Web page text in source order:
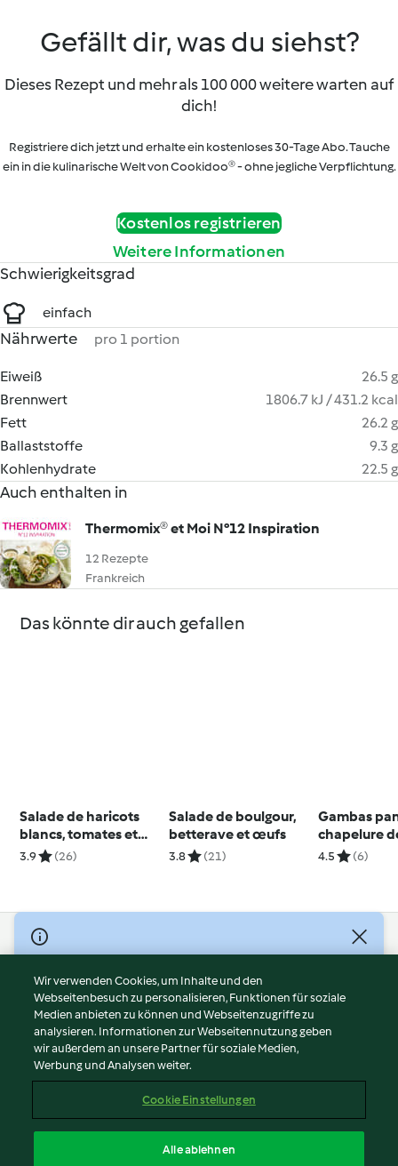
Gefällt dir, was du siehst?
Dieses Rezept und mehr als 100 000 weitere warten auf
dich!
Registriere dich jetzt und erhalte ein kostenloses 30-Tage Abo. Tauche
ein in die kulinarische Welt von Cookidoo® - ohne jegliche Verpflichtung.
Kostenlos registrieren
Weitere Informationen
Schwierigkeitsgrad
einfach
Nährwerte pro 1 portion
Eiweiß
26.5 g
Brennwert
1806.7 kJ / 431.2 kcal
Fett
26.2 g
Ballaststoffe
9.3 g
Kohlenhydrate
22.5 g
Auch enthalten in
Thermomix® et Moi N°12 Inspiration
12 Rezepte
Frankreich
Das könnte dir auch gefallen
Salade de haricots
blancs, tomates et
menthe
3.9 (26)
Salade de boulgour,
betterave et œufs
3.8 (21)
Gambas
chapelure
asperges
4.5 (6)
© Copyright 2026
Nutzungsbedingungen
Datenschutzrichtlinien
Disclaimer
Impressum
Cookies
Abo kündigen
Wir verwenden Cookies, um Inhalte und den
Webseitenbesuch zu personalisieren, Funktionen für soziale
Medien anbieten zu können und Webseitenzugriffe zu
analysieren. Informationen zur Webseitennutzung geben
wir außerdem an unsere Partner für soziale Medien,
Werbung und Analysen weiter.
Cookie Einstellungen
Alle ablehnen